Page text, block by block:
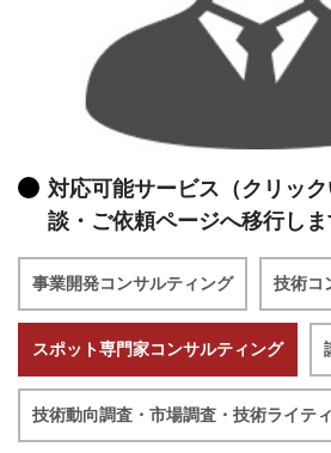
対応可能サービス（クリッ
談・ご依頼ページへ移行しま
事業開発コンサルティング 技術コ
スポット専門家コンサルティング
技術動向調査・市場調査・技術ライテ